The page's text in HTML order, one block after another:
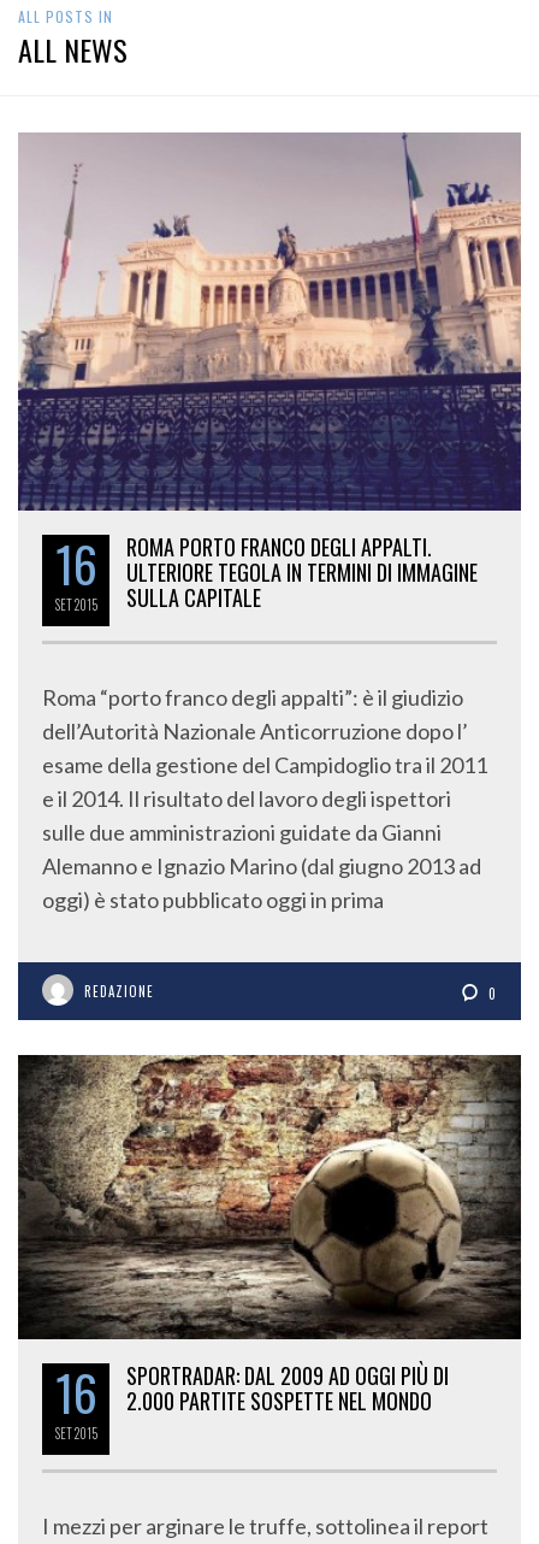
ALL POSTS IN
ALL NEWS
16
SET2015
ROMA PORTO FRANCO DEGLI APPALTI.
ULTERIORE TEGOLA IN TERMINI DI IMMAGINE
SULLA CAPITALE
Roma “porto franco degli appalti”: è il giudizio
dell’Autorità Nazionale Anticorruzione dopo l’
esame della gestione del Campidoglio tra il 2011
e il 2014. Il risultato del lavoro degli ispettori
sulle due amministrazioni guidate da Gianni
Alemanno e Ignazio Marino (dal giugno 2013 ad
oggi) è stato pubblicato oggi in prima
REDAZIONE 0
16
SET2015
SPORTRADAR: DAL 2009 AD OGGI PIÙ DI
2.000 PARTITE SOSPETTE NEL MONDO
I mezzi per arginare le truffe, sottolinea il report